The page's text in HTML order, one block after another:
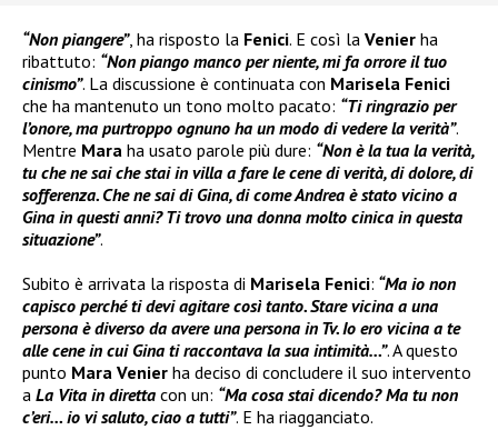
“Non piangere”, ha risposto la Fenici. E così la Venier ha
ribattuto: “Non piango manco per niente, mi fa orrore il tuo
cinismo”. La discussione è continuata con Marisela Fenici
che ha mantenuto un tono molto pacato: “Ti ringrazio per
l’onore, ma purtroppo ognuno ha un modo di vedere la verità”.
Mentre Mara ha usato parole più dure: “Non è la tua la verità,
tu che ne sai che stai in villa a fare le cene di verità, di dolore, di
sofferenza. Che ne sai di Gina, di come Andrea è stato vicino a
Gina in questi anni? Ti trovo una donna molto cinica in questa
situazione”.
Subito è arrivata la risposta di Marisela Fenici: “Ma io non
capisco perché ti devi agitare così tanto. Stare vicina a una
persona è diverso da avere una persona in Tv. Io ero vicina a te
alle cene in cui Gina ti raccontava la sua intimità…”. A questo
punto Mara Venier ha deciso di concludere il suo intervento
a La Vita in diretta con un: “Ma cosa stai dicendo? Ma tu non
c’eri… io vi saluto, ciao a tutti”. E ha riagganciato.